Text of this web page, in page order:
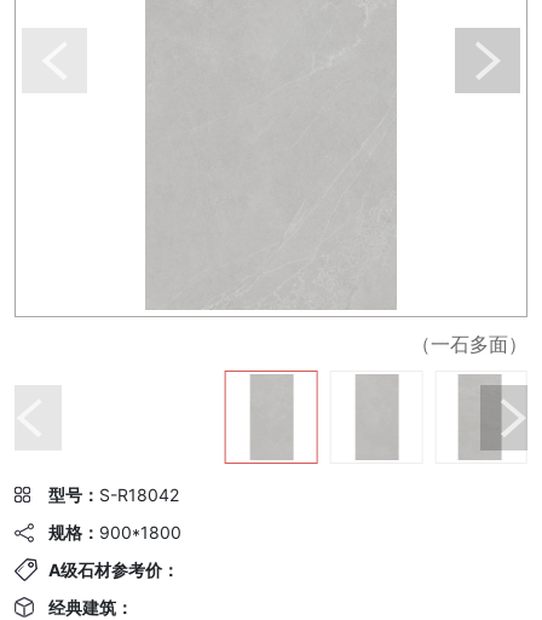
（一石多面）
型号： S-R18042
规格： 900*1800
A级石材参考价：
经典建筑：